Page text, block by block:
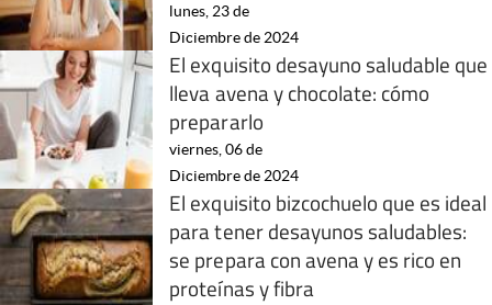
lunes, 23 de
Diciembre de 2024
El exquisito desayuno saludable que
lleva avena y chocolate: cómo
prepararlo
viernes, 06 de
Diciembre de 2024
El exquisito bizcochuelo que es ideal
para tener desayunos saludables:
se prepara con avena y es rico en
proteínas y fibra